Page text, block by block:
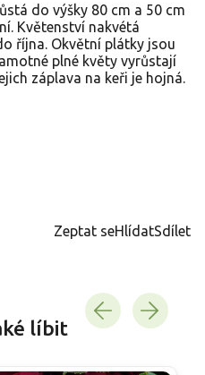
do výšky 80 cm a 50 cm
Květenství nakvétá
října. Okvětní plátky jsou
plné květy vyrůstají
záplava na keři je hojná.
Zeptat seHlídatSdílet
líbit